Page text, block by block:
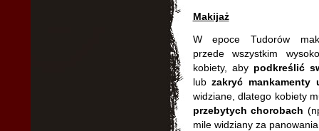
Makijaż
W epoce Tudorów
przede wszystkim
kobiety, aby podkreślić
lubzakryć mankamenty
widziane, dlatego kobiety
przebytych chorobach
mile widziany za